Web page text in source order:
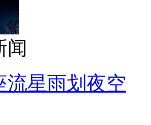
闻
流星雨划夜空